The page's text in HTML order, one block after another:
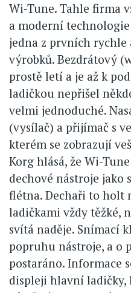
Wi-Tune. Tahle firma
a moderní
jedna z prvních
výrobků. Bezdrátový
prostě letí a je až k
ladičkou nepřišel
velmi jednoduché.
(vysílač) a přijímač s
kterém se zobrazují
Korg hlásá, že Wi-
dechové nástroje jako
flétna. Dechaři to holt
ladičkami vždy těžké,
svítá naděje. Snímací
popruhu nástroje, a o
postaráno. Informace
displeji hlavní ladičky,